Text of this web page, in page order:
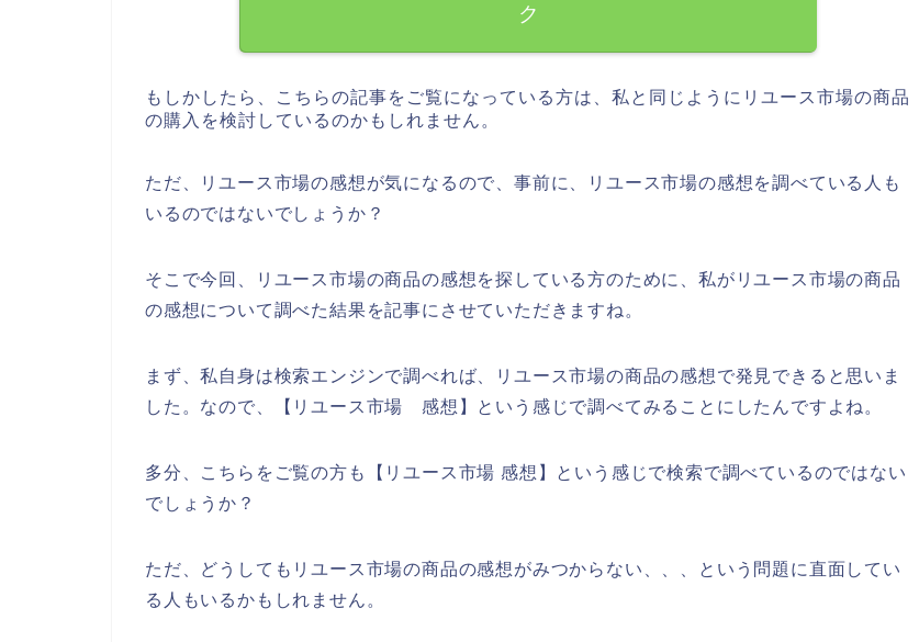
ク
もしかしたら、こちらの記事をご覧になっている方は、私と同じようにリユース市場の商品
の購入を検討しているのかもしれません。
ただ、リユース市場の感想が気になるので、事前に、リユース市場の感想を調べている人も
いるのではないでしょうか？
そこで今回、リユース市場の商品の感想を探している方のために、私がリユース市場の商品
の感想について調べた結果を記事にさせていただきますね。
まず、私自身は検索エンジンで調べれば、リユース市場の商品の感想で発見できると思いま
した。なので、【リユース市場 感想】という感じで調べてみることにしたんですよね。
多分、こちらをご覧の方も【リユース市場 感想】という感じで検索で調べているのではない
でしょうか？
ただ、どうしてもリユース市場の商品の感想がみつからない、、、という問題に直面してい
る人もいるかもしれません。